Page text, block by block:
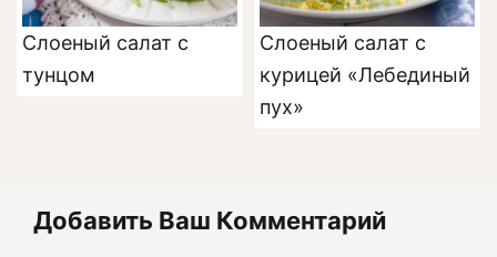
Слоеный салат с
тунцом
Слоеный салат с
курицей «Лебединый
пух»
Добавить Ваш Комментарий